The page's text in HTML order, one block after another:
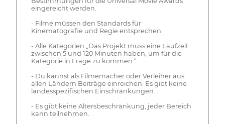
eingereicht werden.
- Filme müssen den Standards für
Kinematografie und Regie entsprechen.
- Alle Kategorien „Das Projekt muss eine Laufzeit
zwischen 5 und 120 Minuten haben, um für die
Kategorie in Frage zu kommen.“
- Du kannst als Filmemacher oder Verleiher aus
allen Ländern Beiträge einreichen. Es gibt keine
landesspezifischen Einschränkungen.
- Es gibt keine Altersbeschränkung, jeder Bereich
kann teilnehmen.